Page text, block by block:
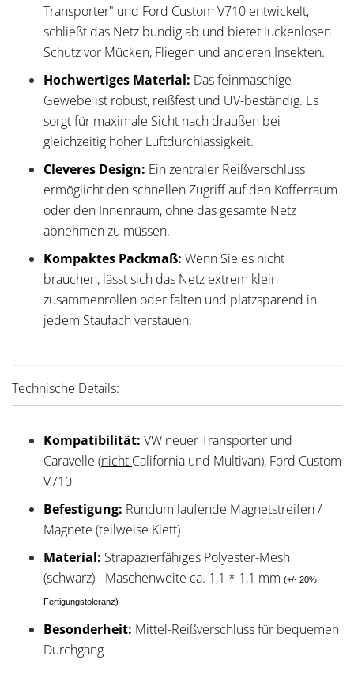
Transporter" und Ford Custom V710 entwickelt,
schließt das Netz bündig ab und bietet lückenlosen
Schutz vor Mücken, Fliegen und anderen Insekten.
Hochwertiges Material: Das feinmaschige
Gewebe ist robust, reißfest und UV-beständig. Es
sorgt für maximale Sicht nach draußen bei
gleichzeitig hoher Luftdurchlässigkeit.
Cleveres Design: Ein zentraler Reißverschluss
ermöglicht den schnellen Zugriff auf den Kofferraum
oder den Innenraum, ohne das gesamte Netz
abnehmen zu müssen.
Kompaktes Packmaß: Wenn Sie es nicht
brauchen, lässt sich das Netz extrem klein
zusammenrollen oder falten und platzsparend in
jedem Staufach verstauen.
Technische Details:
Kompatibilität: VW neuer Transporter und
Caravelle (nicht California und Multivan), Ford Custom
V710
Befestigung: Rundum laufende Magnetstreifen /
Magnete (teilweise Klett)
Material: Strapazierfähiges Polyester-Mesh
(schwarz) - Maschenweite ca. 1,1 * 1,1 mm (+/- 20%
Fertigungstoleranz)
Besonderheit: Mittel-Reißverschluss für bequemen
Durchgang